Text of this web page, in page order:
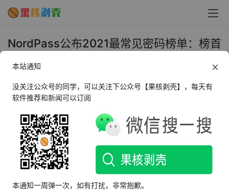
​NordPass公布2021最常见密码榜单：榜首
2021年11月19日 上午2:10 圈内新闻
NordPass 公布了 2021 年度最常见的密码名单。令人感到
惊讶的是，今年的榜单和去年竟然几乎没有发生变化。换句
话说，很多人仍然在使用令人难以置信的弱小和普通的密
码，这些密码可以被轻松修改。
本站通知
没关注公众号的同学，可以关注下公众号【果核剥壳】，每天有
软件推荐和新闻可以订阅
本通知一周弹一次，如有打扰，非常抱歉。